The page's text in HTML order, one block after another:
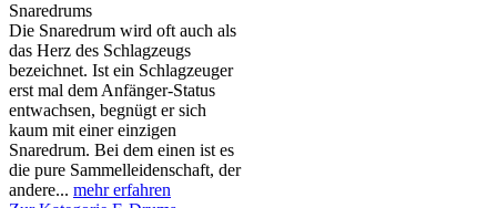
Snaredrums
Die Snaredrum wird oft auch als
das Herz des Schlagzeugs
bezeichnet. Ist ein Schlagzeuger
erst mal dem Anfänger-Status
entwachsen, begnügt er sich
kaum mit einer einzigen
Snaredrum. Bei dem einen ist es
die pure Sammelleidenschaft, der
andere... mehr erfahren